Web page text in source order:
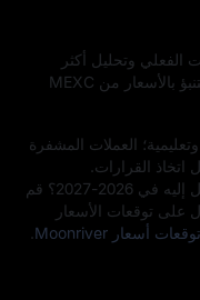
وتحليل أكثر
تخصيصا، يمكن للمستخدمين استخدام أداة التنبؤ بالأسعار من MEXC
العملات المشفرة
هل تريد معرفة سعر Moonriver الذي سيصل إليه في 2026-2027؟ قم
على توقعات الأسعار
توقعات أسعار Moonriver